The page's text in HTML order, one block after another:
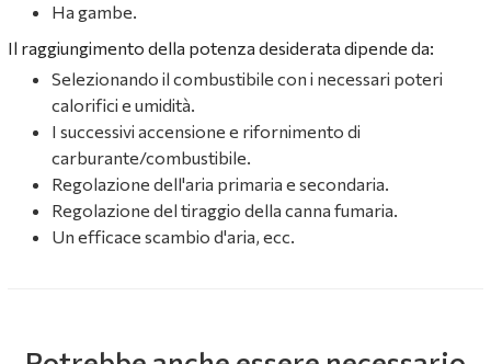
Ha gambe.
Il raggiungimento della potenza desiderata dipende da:
Selezionando il combustibile con i necessari poteri
calorifici e umidità.
I successivi accensione e rifornimento di
carburante/combustibile.
Regolazione dell'aria primaria e secondaria.
Regolazione del tiraggio della canna fumaria.
Un efficace scambio d'aria, ecc.